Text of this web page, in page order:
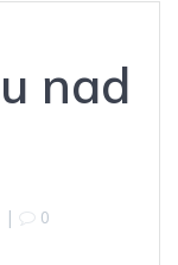
nad
0